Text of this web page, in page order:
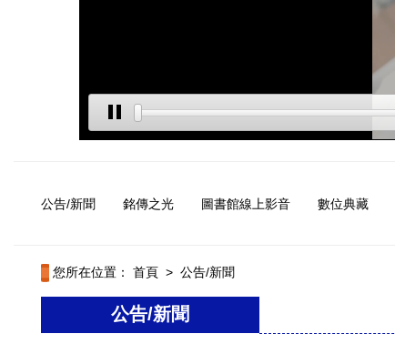
公告/新聞 銘傳之光 圖書館線上影音 數位典藏
您所在位置： 首頁 > 公告/新聞
公告/新聞